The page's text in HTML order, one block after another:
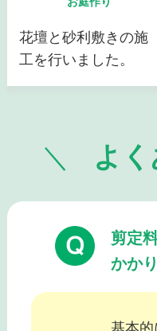
花壇と砂利敷きの施
工を行いました。
よ
剪定
かか
基本